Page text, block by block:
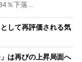
％下落…
して再評価される気
は再びの上昇局面へ